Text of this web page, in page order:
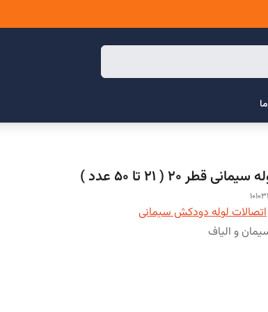
قطر 20 ( 21 تا 50 عدد )
اتصالات لوله دودکش سیمانی
و الیاف